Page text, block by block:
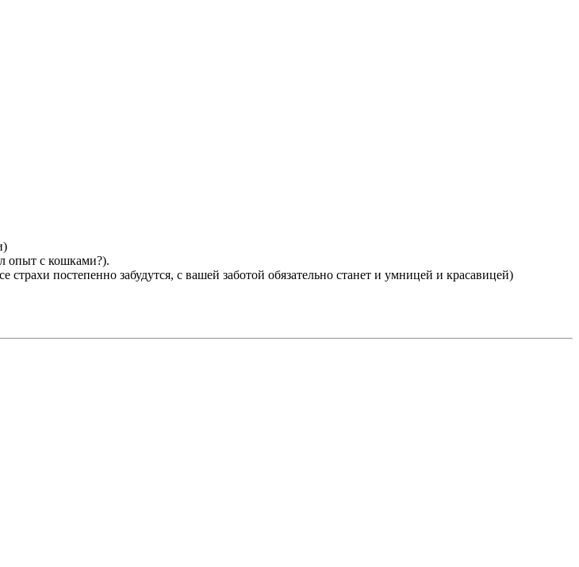
опыт с кошками?).
постепенно забудутся, с вашей заботой обязательно станет и умницей и красавицей)